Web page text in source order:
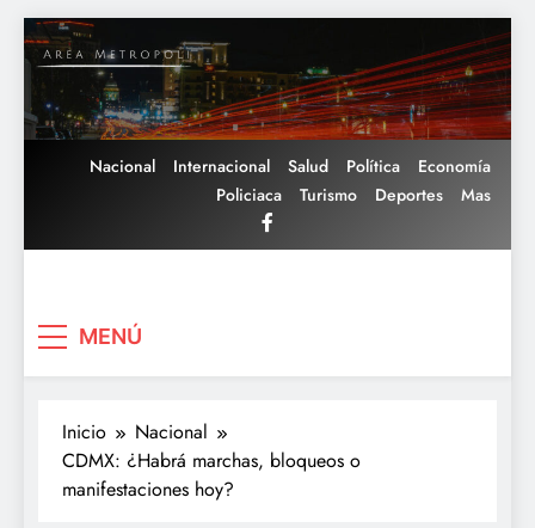
Saltar
al
contenido
Nacional Internacional Salud Política
Economía
Policiaca
Turismo Deportes Mas
MENÚ
Inicio
Nacional
CDMX: ¿Habrá marchas, bloqueos o
manifestaciones hoy?